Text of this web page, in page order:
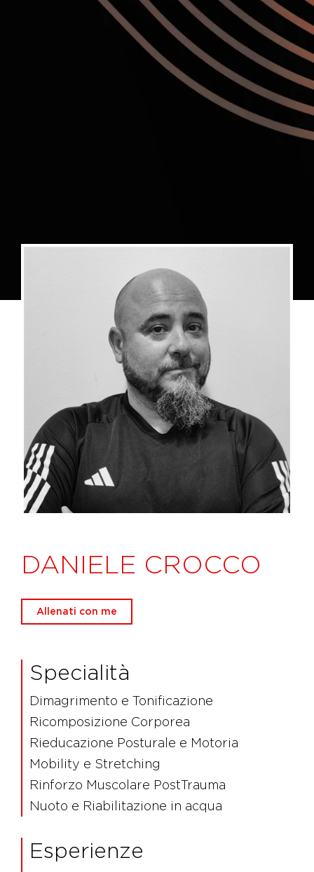
DANIELE CROCCO
Allenati con me
Specialità
Dimagrimento e Tonificazione
Ricomposizione Corporea
Rieducazione Posturale e Motoria
Mobility e Stretching
Rinforzo Muscolare PostTrauma
Nuoto e Riabilitazione in acqua
Esperienze